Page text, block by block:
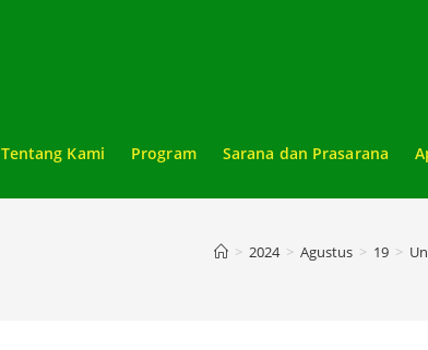
Tentang Kami Program Sarana dan Prasarana
> 2024 > Agustus > 19 >